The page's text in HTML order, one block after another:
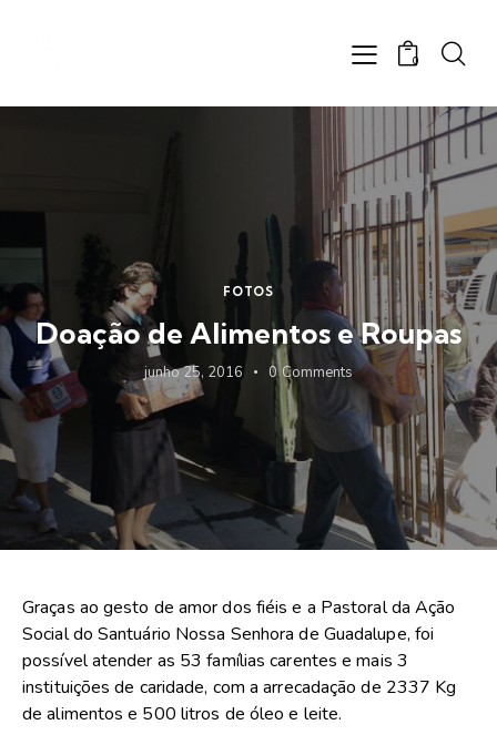
0
FOTOS
Doação de Alimentos e Roupas
junho 25, 2016 0 Comments
Graças ao gesto de amor dos fiéis e a Pastoral da Ação
Social do Santuário Nossa Senhora de Guadalupe, foi
possível atender as 53 famílias carentes e mais 3
instituições de caridade, com a arrecadação de 2337 Kg
de alimentos e 500 litros de óleo e leite.